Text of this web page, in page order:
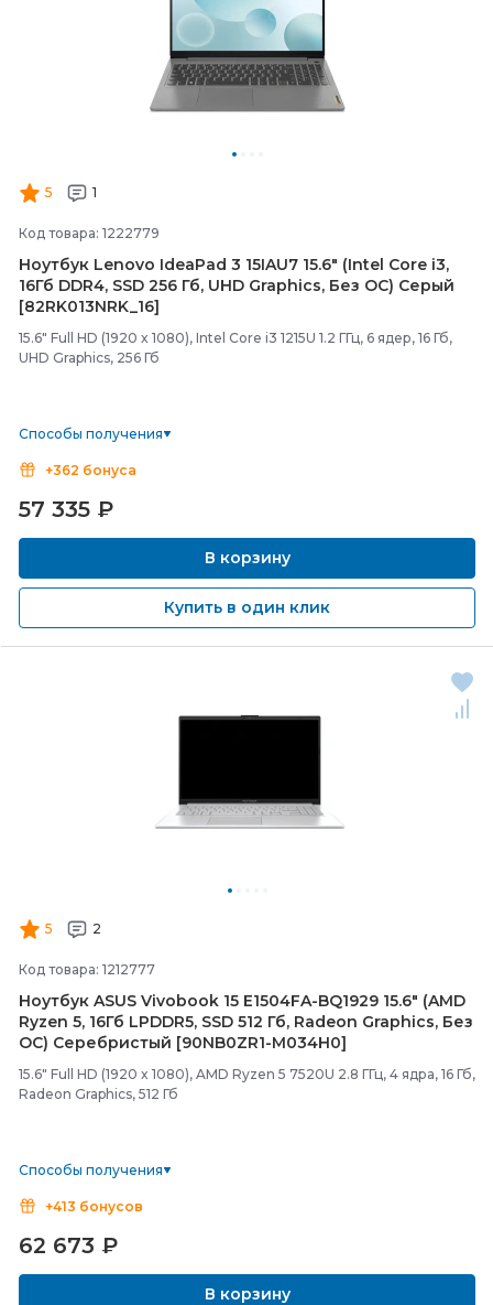
5 1
Код товара: 1222779
Ноутбук Lenovo IdeaPad 3 15IAU7 15.6" (Intel Core i3,
16Гб DDR4, SSD 256 Гб, UHD Graphics, Без ОС) Серый
[82RK013NRK_16]
15.6" Full HD (1920 x 1080), Intel Core i3 1215U 1.2 ГГц, 6 ядер, 16 Гб,
UHD Graphics, 256 Гб
Способы получения
+362 бонуса
57 335 ₽
В корзину
Купить в один клик
5 2
Код товара: 1212777
Ноутбук ASUS Vivobook 15 E1504FA-BQ1929 15.6" (AMD
Ryzen 5, 16Гб LPDDR5, SSD 512 Гб, Radeon Graphics, Без
ОС) Серебристый [90NB0ZR1-M034H0]
15.6" Full HD (1920 x 1080), AMD Ryzen 5 7520U 2.8 ГГц, 4 ядра, 16 Гб,
Radeon Graphics, 512 Гб
Способы получения
+413 бонусов
62 673 ₽
В корзину